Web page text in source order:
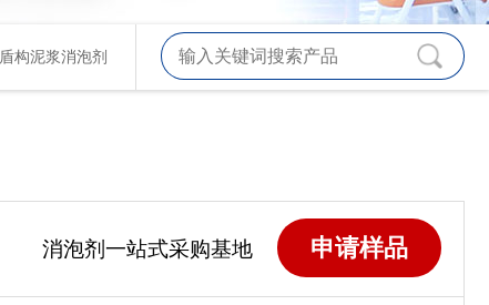
盾构泥浆消泡剂
消泡剂一站式采购基地 申请样品